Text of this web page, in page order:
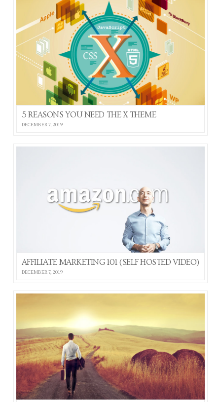
5 REASONS YOU NEED THE X THEME
DECEMBER 7, 2019
AFFILIATE MARKETING 101 (SELF HOSTED VIDEO)
DECEMBER 7, 2019